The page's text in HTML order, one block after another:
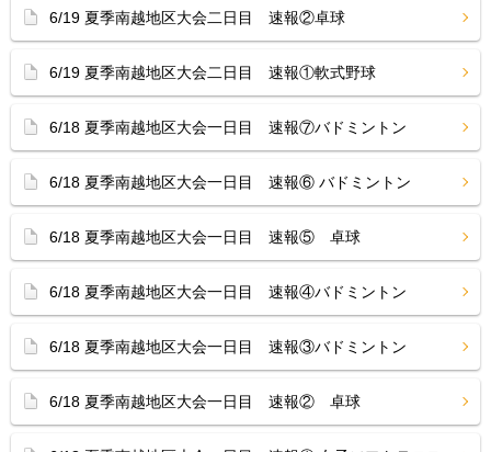
6/19 夏季南越地区大会二日目 速報②卓球
6/19 夏季南越地区大会二日目 速報①軟式野球
6/18 夏季南越地区大会一日目 速報⑦バドミントン
6/18 夏季南越地区大会一日目 速報⑥ バドミントン
6/18 夏季南越地区大会一日目 速報⑤ 卓球
6/18 夏季南越地区大会一日目 速報④バドミントン
6/18 夏季南越地区大会一日目 速報③バドミントン
6/18 夏季南越地区大会一日目 速報② 卓球